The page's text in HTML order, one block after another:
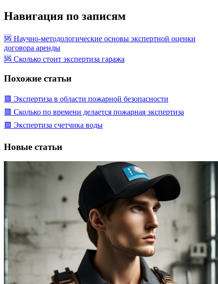
Навигация по записям
🆘 Научно-методологические основы экспертной оценки
договора аренды
🆘 Сколько стоит экспертиза гаража
Похожие статьи
🟥 Экспертиза в области пожарной безопасности
🟥 Сколько по времени делается пожарная экспертиза
🟩 Экспертиза счетчика воды
Новые статьи